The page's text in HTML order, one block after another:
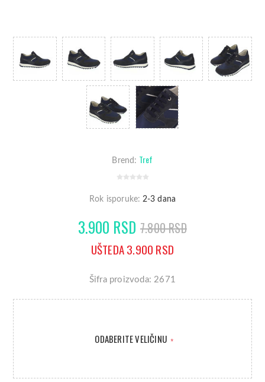
Brend: Tref
Rok isporuke: 2-3 dana
3.900 RSD 7.800 RSD
UŠTEDA 3.900 RSD
Šifra proizvoda: 2671
ODABERITE VELIČINU *